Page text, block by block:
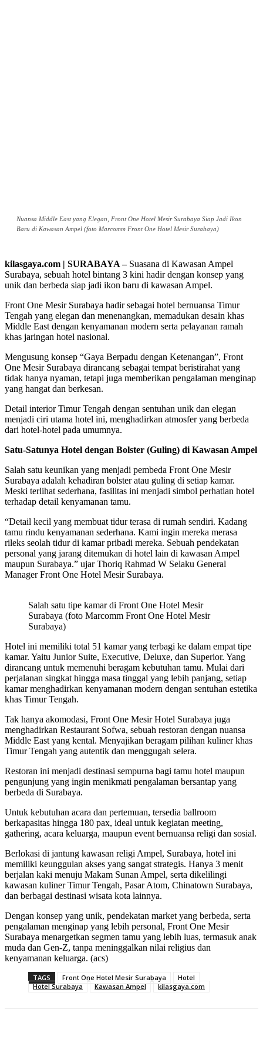
Nuansa Middle East yang Elegan, Front One Hotel Mesir Surabaya Siap Jadi Ikon
Baru di Kawasan Ampel (foto Marcomm Front One Hotel Mesir Surabaya)
kilasgaya.com | SURABAYA – Suasana di Kawasan Ampel
Surabaya, sebuah hotel bintang 3 kini hadir dengan konsep yang
unik dan berbeda siap jadi ikon baru di kawasan Ampel.
Front One Mesir Surabaya hadir sebagai hotel bernuansa Timur
Tengah yang elegan dan menenangkan, memadukan desain khas
Middle East dengan kenyamanan modern serta pelayanan ramah
khas jaringan hotel nasional.
Mengusung konsep “Gaya Berpadu dengan Ketenangan”, Front
One Mesir Surabaya dirancang sebagai tempat beristirahat yang
tidak hanya nyaman, tetapi juga memberikan pengalaman menginap
yang hangat dan berkesan.
Detail interior Timur Tengah dengan sentuhan unik dan elegan
menjadi ciri utama hotel ini, menghadirkan atmosfer yang berbeda
dari hotel-hotel pada umumnya.
Satu-Satunya Hotel dengan Bolster (Guling) di Kawasan Ampel
Salah satu keunikan yang menjadi pembeda Front One Mesir
Surabaya adalah kehadiran bolster atau guling di setiap kamar.
Meski terlihat sederhana, fasilitas ini menjadi simbol perhatian hotel
terhadap detail kenyamanan tamu.
“Detail kecil yang membuat tidur terasa di rumah sendiri. Kadang
tamu rindu kenyamanan sederhana. Kami ingin mereka merasa
rileks seolah tidur di kamar pribadi mereka. Sebuah pendekatan
personal yang jarang ditemukan di hotel lain di kawasan Ampel
maupun Surabaya.” ujar Thoriq Rahmad W Selaku General
Manager Front One Hotel Mesir Surabaya.
Salah satu tipe kamar di Front One Hotel Mesir
Surabaya (foto Marcomm Front One Hotel Mesir
Surabaya)
Hotel ini memiliki total 51 kamar yang terbagi ke dalam empat tipe
kamar. Yaitu Junior Suite, Executive, Deluxe, dan Superior. Yang
dirancang untuk memenuhi beragam kebutuhan tamu. Mulai dari
perjalanan singkat hingga masa tinggal yang lebih panjang, setiap
kamar menghadirkan kenyamanan modern dengan sentuhan estetika
khas Timur Tengah.
Tak hanya akomodasi, Front One Mesir Hotel Surabaya juga
menghadirkan Restaurant Sofwa, sebuah restoran dengan nuansa
Middle East yang kental. Menyajikan beragam pilihan kuliner khas
Timur Tengah yang autentik dan menggugah selera.
Restoran ini menjadi destinasi sempurna bagi tamu hotel maupun
pengunjung yang ingin menikmati pengalaman bersantap yang
berbeda di Surabaya.
Untuk kebutuhan acara dan pertemuan, tersedia ballroom
berkapasitas hingga 180 pax, ideal untuk kegiatan meeting,
gathering, acara keluarga, maupun event bernuansa religi dan sosial.
Berlokasi di jantung kawasan religi Ampel, Surabaya, hotel ini
memiliki keunggulan akses yang sangat strategis. Hanya 3 menit
berjalan kaki menuju Makam Sunan Ampel, serta dikelilingi
kawasan kuliner Timur Tengah, Pasar Atom, Chinatown Surabaya,
dan berbagai destinasi wisata kota lainnya.
Dengan konsep yang unik, pendekatan market yang berbeda, serta
pengalaman menginap yang lebih personal, Front One Mesir
Surabaya menargetkan segmen tamu yang lebih luas, termasuk anak
muda dan Gen-Z, tanpa meninggalkan nilai religius dan
kenyamanan keluarga. (acs)
TAGS Front One Hotel Mesir Surabaya
Hotel
Hotel Surabaya
Kawasan Ampel kilasgaya.com